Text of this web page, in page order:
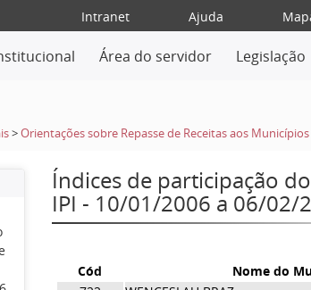
Intranet Ajuda
Área do servidor Legislação
>Orientações sobre Repasse de Receitas aos Municípios
Índices de participação
IPI - 10/01/2006 a 06/02/
Cód Nome do